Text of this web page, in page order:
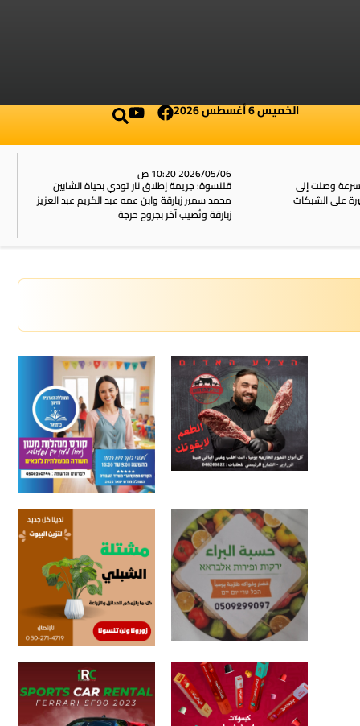
الخميس 6 أغسطس 2026
وصلت إلى
2026/05/06 10:20 ص
قلنسوة: جريمة إطلاق نار تودي بحياة الشابين
محمد سمير زبارقة وابن عمه عبد الكريم عبد العزيز
زبارقة وتُصيب آخر بجروح حرجة